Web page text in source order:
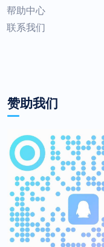
帮助中心
联系我们
赞助我们